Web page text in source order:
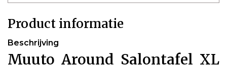
Product informatie
Beschrijving
Muuto Around Salontafel XL